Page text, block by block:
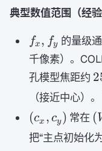
典型数值范围（经验
f_x,f_y
fx , fy 的量级
千像素）。
孔模型焦距约
（接近中心）。
(c_x,c_y)
(cx , cy) 常在 (
把“主点初始化